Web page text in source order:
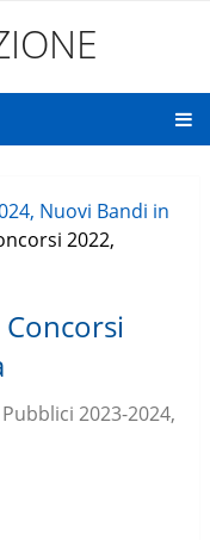
Nuovi Bandi in
2022,
2023-2024,